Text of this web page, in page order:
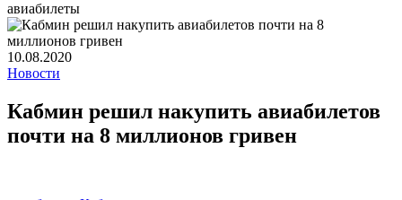
авиабилеты
10.08.2020
Новости
Кабмин решил накупить авиабилетов
почти на 8 миллионов гривен